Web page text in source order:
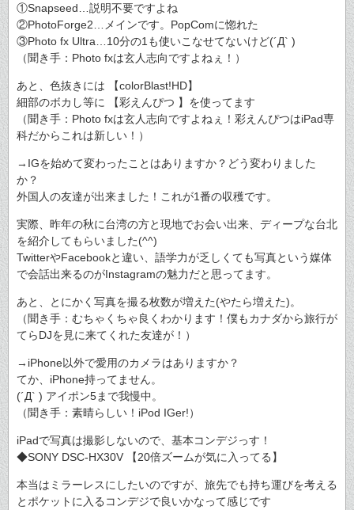
①Snapseed…説明不要ですよね
②PhotoForge2…メインです。PopComに惚れた
③Photo fx Ultra…10分の1も使いこなせてないけど(´Д` )
（聞き手：Photo fxは玄人志向ですよねぇ！）
あと、色抜きには 【colorBlast!HD】
細部のボカし等に 【彩えんぴつ 】を使ってます
（聞き手：Photo fxは玄人志向ですよねぇ！彩えんぴつはiPad専
科だからこれは新しい！）
→IGを始めて変わったことはありますか？どう変わりました
か？
外国人の友達が出来ました！これが1番の収穫です。
実際、昨年の秋に台湾の方と現地でお会い出来、ディープな台北
を紹介してもらいました(^^)
TwitterやFacebookと違い、語学力が乏しくても写真という媒体
で会話出来るのがInstagramの魅力だと思ってます。
あと、とにかく写真を撮る枚数が増えた(やたら増えた)。
（聞き手：むちゃくちゃ良くわかります！僕もカナダから旅行が
てらDJを見に来てくれた友達が！）
→iPhone以外で愛用のカメラはありますか？
てか、iPhone持ってません。
(´Д` ) アイポン5まで我慢中。
（聞き手：素晴らしい！iPod IGer!）
iPadで写真は撮影しないので、基本コンデジっす！
◆SONY DSC-HX30V 【20倍ズームが気に入ってる】
本当はミラーレスにしたいのですが、旅先でも持ち運びを考える
とポケットに入るコンデジで良いかなって感じです